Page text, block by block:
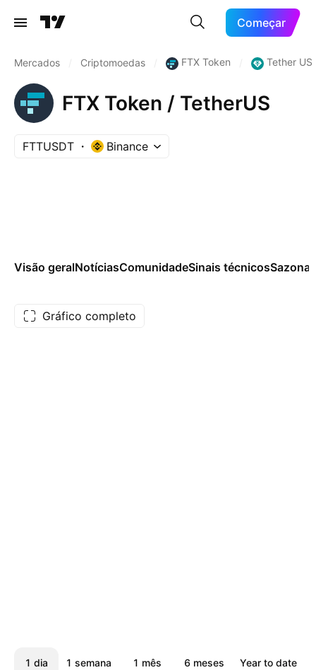
Começar
Mercados Criptomoedas FTX Token Tether
FTX Token / TetherUS
FTTUSDT Binance
Visão geralNotíciasComunidadeSinais técnicos
Gráfico completo
1 dia
1 semana
1 mês
6 meses
Year to date